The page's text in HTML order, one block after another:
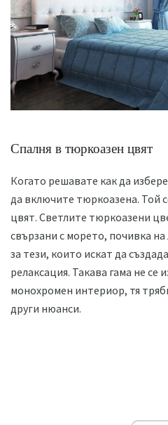
Спалня в тюркоазен цвят
Когато решавате как да
да включите тюркоазена. Той
цвят. Светлите тюркоазени
свързани с морето, почивка
за тези, които искат да
релаксация. Такава гама не се
монохромен интериор, тя
други нюанси.